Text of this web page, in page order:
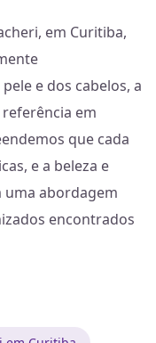
em Curitiba,
e dos cabelos, a
em
que cada
e a beleza e
uma abordagem
encontrados